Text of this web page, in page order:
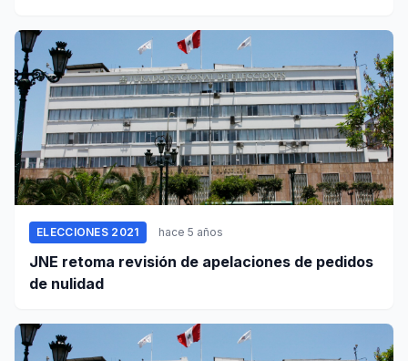
ELECCIONES 2021 hace 5 años
JNE retoma revisión de apelaciones de pedidos
de nulidad